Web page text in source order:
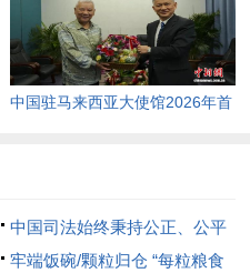
跌，日韩主要股指开盘走低。
中国驻马来西亚大使馆2026年首
力，帮助他们在异国他乡更好地
学习和生活。
中国司法始终秉持公正、公平
的原则，坚决维护社会稳定和人
牢端饭碗/颗粒归仓 “每粒粮食